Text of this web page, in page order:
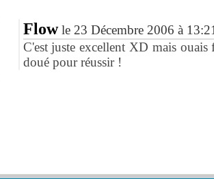
Flowle 23 Décembre 2006 à
C'est juste excellent XD mais ouais
doué pour réussir !